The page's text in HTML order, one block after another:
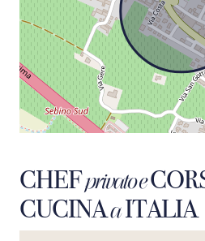
CHEFprivato e
CUCINAaITALIA